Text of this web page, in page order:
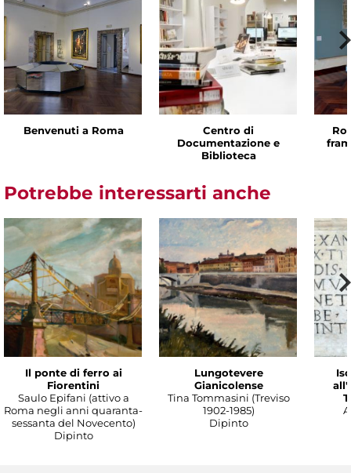
Benvenuti a Roma
Centro di
Documentazione e
Biblioteca
Potrebbe interessarti anche
Il ponte di ferro ai
Fiorentini
Saulo Epifani (attivo a
Roma negli anni quaranta-
sessanta del Novecento)
Dipinto
Lungotevere
Gianicolense
Tina Tommasini (Treviso
1902-1985)
Dipinto